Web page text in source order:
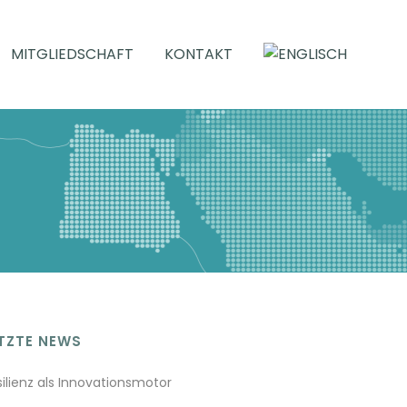
MITGLIEDSCHAFT KONTAKT
NEWS
als Innovationsmotor